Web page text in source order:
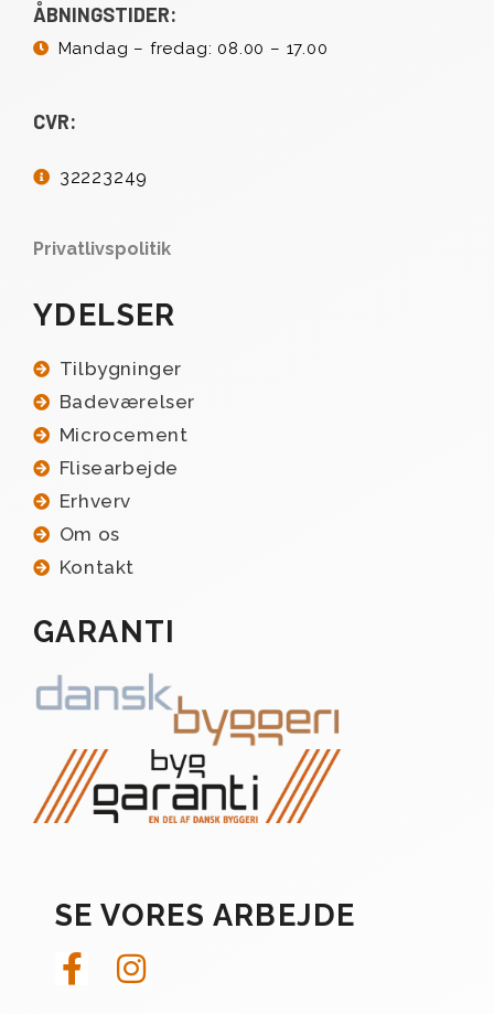
ÅBNINGSTIDER:
Mandag – fredag: 08.00 – 17.00
CVR:
32223249
Privatlivspolitik
YDELSER
Tilbygninger
Badeværelser
Microcement
Flisearbejde
Erhverv
Om os
Kontakt
GARANTI
SE VORES ARBEJDE